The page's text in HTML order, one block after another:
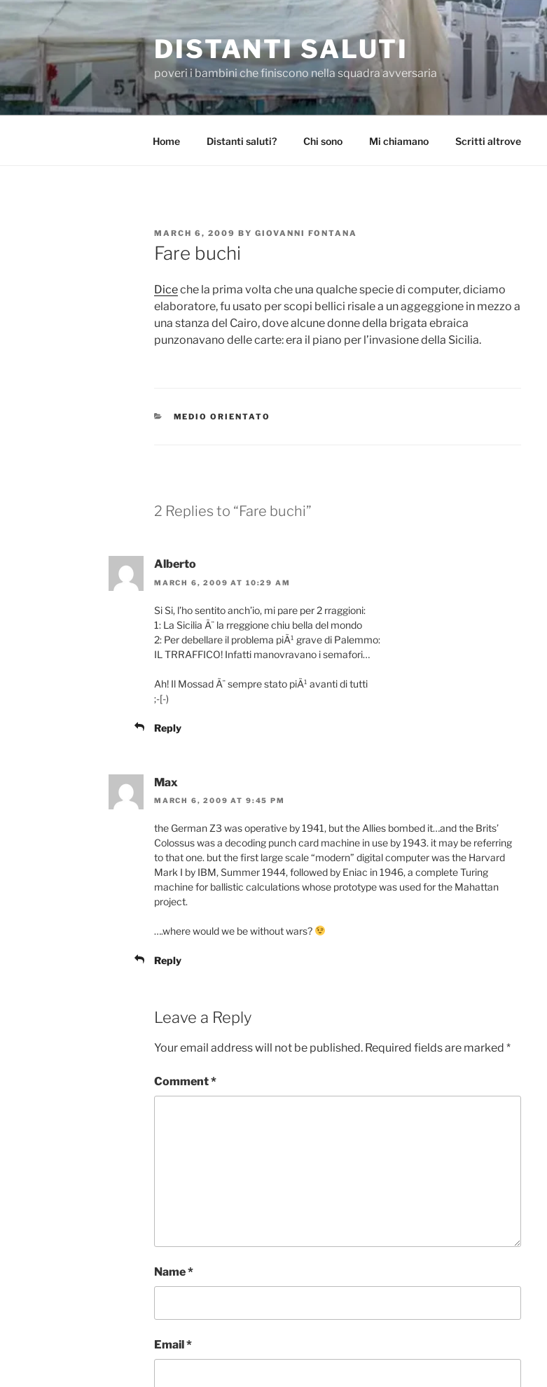
content
DISTANTI SALUTI
poveri i bambini che finiscono nella squadra avversaria
Home Distanti saluti? Chi sono Mi chiamano Scritti altrove
POSTED
ON
MARCH 6, 2009 BY GIOVANNI FONTANA
Fare buchi
Diceche la prima volta che una qualche specie di computer, diciamo
elaboratore, fu usato per scopi bellici risale a un aggeggione in mezzo a
una stanza del Cairo, dove alcune donne della brigata ebraica
punzonavano delle carte: era il piano per l’invasione della Sicilia.
CATEGORIES
MEDIO ORIENTATO
2 Replies to “Fare buchi”
Alberto
MARCH 6, 2009 AT 10:29 AM
Si Si, l’ho sentito anch’io, mi pare per 2 rraggioni:
1: La Sicilia Ã¨ la rreggione chiu bella del mondo
2: Per debellare il problema piÃ¹ grave di Palemmo:
IL TRRAFFICO! Infatti manovravano i semafori…
Ah! Il Mossad Ã¨ sempre stato piÃ¹ avanti di tutti
;-[-)
Reply
Max
MARCH 6, 2009 AT 9:45 PM
the German Z3 was operative by 1941, but the Allies bombed it…and the Brits’
Colossus was a decoding punch card machine in use by 1943. it may be referring
to that one. but the first large scale “modern” digital computer was the Harvard
Mark I by IBM, Summer 1944, followed by Eniac in 1946, a complete Turing
machine for ballistic calculations whose prototype was used for the Mahattan
project.
….where would we be without wars?
Reply
Leave a Reply
Your email address will not be published. Required fields are marked *
Comment*
Name*
Email *